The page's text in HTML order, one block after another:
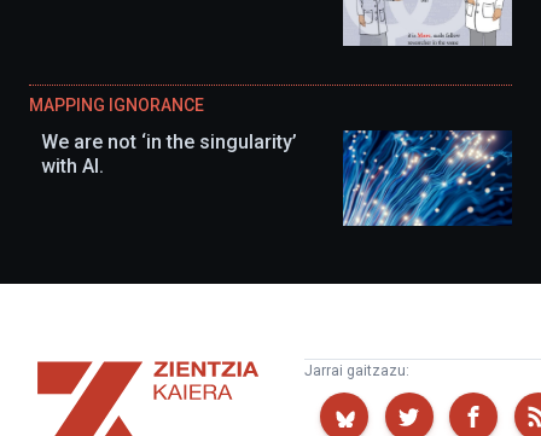
MAPPING IGNORANCE
We are not ‘in the singularity’
with AI.
Zientzia
Kaiera
Jarrai gaitzazu: